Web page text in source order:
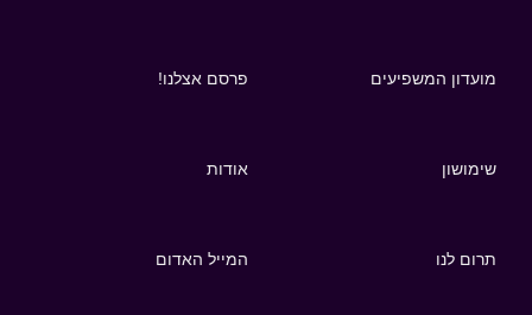
מועדון המשפיעים פרסם אצלנו!
שימושון אודות
תרום לנו המייל האדום